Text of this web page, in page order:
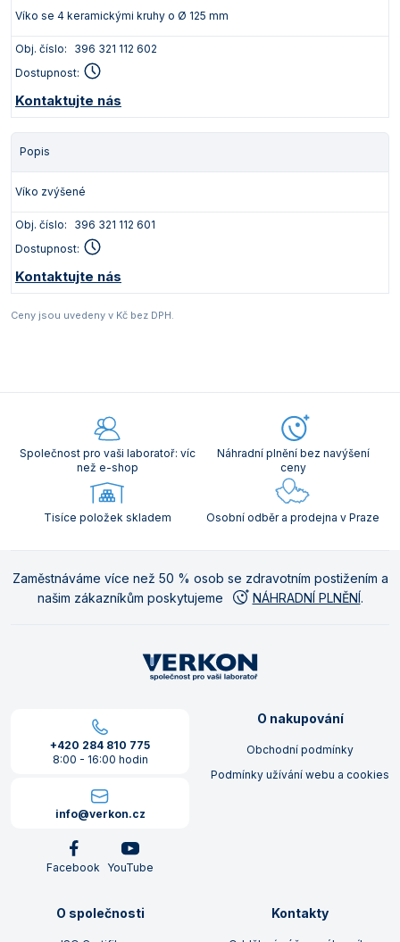
Víko se 4 keramickými kruhy o Ø 125 mm
Obj. číslo:
396 321 112 602
Dostupnost:
Kontaktujte nás
Popis
Víko zvýšené
Obj. číslo:
396 321 112 601
Dostupnost:
Kontaktujte nás
Ceny jsou uvedeny v Kč bez DPH.
Společnost pro vaši laboratoř: víc
než e-shop
Náhradní plnění bez navýšení
ceny
Tisíce položek skladem Osobní odběr a prodejna v Praze
Zaměstnáváme více než 50 % osob se zdravotním postižením a
našim zákazníkům poskytujeme
NÁHRADNÍ PLNĚNÍ.
+420 284 810 775
8:00 - 16:00 hodin
info@verkon.cz
Facebook YouTube
O nakupování
Obchodní podmínky
Podmínky užívání webu a cookies
O společnosti Kontakty